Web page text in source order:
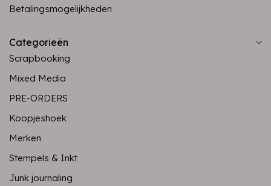
Betalingsmogelijkheden
Categorieën
Scrapbooking
Mixed Media
PRE-ORDERS
Koopjeshoek
Merken
Stempels & Inkt
Junk journaling